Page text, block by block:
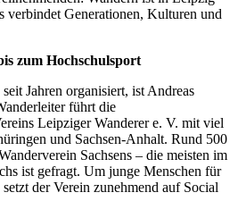
verbindet Generationen, Kulturen und
zum Hochschulsport
Jahren organisiert, ist Andreas
führt die
Leipziger Wanderer e. V. mit viel
und Sachsen-Anhalt. Rund 500
Sachsens – die meisten im
ist gefragt. Um junge Menschen für
der Verein zunehmend auf Social